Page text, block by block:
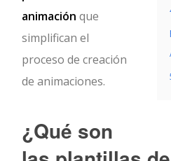
animación que
simplifican el
proceso de creación
de animaciones.
¿Qué son